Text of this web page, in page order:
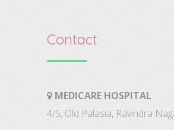
Contact
MEDICARE HOSPITAL
4/5, Old Palasia, Ravindra